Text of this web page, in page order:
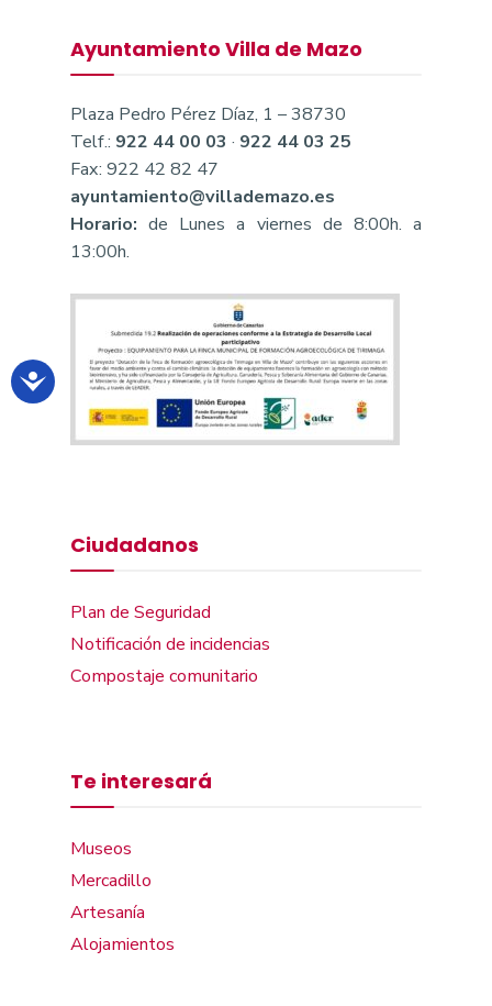
Ayuntamiento Villa de Mazo
Plaza Pedro Pérez Díaz, 1 – 38730
Telf.: 922 44 00 03 · 922 44 03 25
Fax: 922 42 82 47
ayuntamiento@villademazo.es
Horario: de Lunes a viernes de 8:00h. a
13:00h.
Ciudadanos
Plan de Seguridad
Notificación de incidencias
Compostaje comunitario
Te interesará
Museos
Mercadillo
Artesanía
Alojamientos